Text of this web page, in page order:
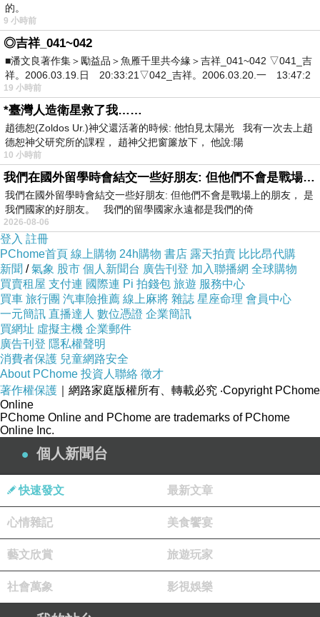
員。
操作步驟
開啟OpenClaw Ultra
貼上初始化提示詞。
提供您的術語和風格偏好。
初始化提示詞如下：
擔任我的專業翻譯和在地化管理員。
我的內容類型：[文件 / 行銷 / UI 字串 / 部
來源語言：[英文 / 其他]
目標語言：
1. [語言 1 — 例如：繁體中文（台灣）]
2. [語言 2 — 例如：日文]
3. [語言 3 — 例如：西班牙文]
...
絕不翻譯的品牌詞：
- [品牌名稱 1]
- [產品名稱 2]
- [技術術語 3]
風格偏好：[正式 / 對話式 / 技術性 / 行銷]
地區變體：[例如：台灣繁體中文 vs 簡體中文
建立完整的翻譯系統，涵蓋：
- 術語鎖定
- 地區適應
- 品質驗證
的。
9 小時前
◎吉祥_041~042
■潘文良著作集＞勵益品＞魚雁千里共今緣＞吉祥_041~042 ▽041_吉
祥。2006.03.19.日 20:33:21▽042_吉祥。2006.03.20.一 13:47:2
19 小時前
*臺灣人造衛星救了我……
趙德恕(Zoldos Ur.)神父還活著的時候: 他怕見太陽光 我有一次去上趙
德恕神父研究所的課程， 趙神父把窗簾放下， 他說:陽
10 小時前
我們在國外留學時會結交一些好朋友: 但他們不會是戰場上的朋友
我們在國外留學時會結交一些好朋友: 但他們不會是戰場上的朋友， 是
我們國家的好朋友。 我們的留學國家永遠都是我們的倚
2026-08-06
登入 註冊
PChome首頁 線上購物 24h購物 書店 露天拍賣 比比昂代購
新聞 /氣象 股市 個人新聞台 廣告刊登 加入聯播網 全球購物
買賣租屋 支付連 國際連 Pi 拍錢包 旅遊 服務中心
買車 旅行團 汽車險推薦 線上麻將 雜誌 星座命理 會員中心
一元簡訊 直播達人 數位憑證 企業簡訊
買網址 虛擬主機 企業郵件
廣告刊登 隱私權聲明
消費者保護 兒童網路安全
About PChome 投資人聯絡 徵才
著作權保護 ｜網路家庭版權所有、轉載必究 ‧Copyright PChome
Online
PChome Online and PChome are trademarks of PChome
Online Inc.
個人新聞台
快速發文 最新文章
心情雜記 美食饗宴
藝文欣賞 旅遊玩家
社會萬象 影視娛樂